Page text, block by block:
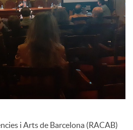
i Arts de Barcelona (RACAB)